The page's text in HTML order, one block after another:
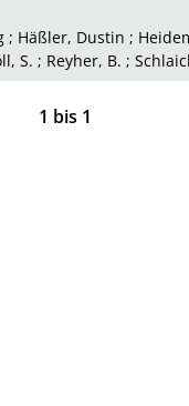
; Häßler, Dustin ;
S. ; Reyher, B. ;
1 bis 1